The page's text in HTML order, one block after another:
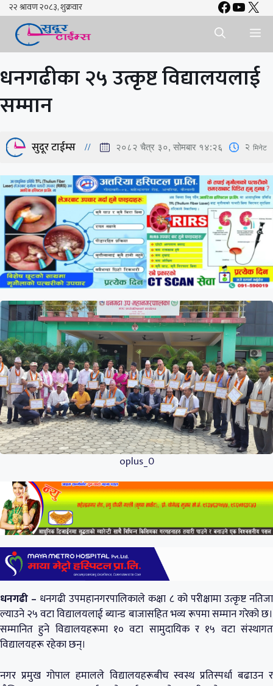
Skip
content
X
धनगढीका २५ उत्कृष्ट विद्यालयलाई
सम्मान
सुदूर टाईम्स २०८२ चैत्र ३०, सोमबार १४:२६ 2 मिनेट
oplus_0
धनगढी – धनगढी उपमहानगरपालिकाले कक्षा ८ को परीक्षामा उत्कृष्ट नतिजा
ल्याउने २५ वटा विद्यालयलाई ब्यान्ड बाजासहित भव्य रूपमा सम्मान गरेको छ।
सम्मानित हुने विद्यालयहरूमा १० वटा सामुदायिक र १५ वटा संस्थागत
विद्यालयहरू रहेका छन्।
नगर प्रमुख गोपाल हमालले विद्यालयहरूबीच स्वस्थ प्रतिस्पर्धा बढाउन र